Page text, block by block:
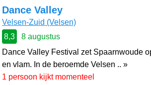
Dance Valley
Velsen-Zuid (Velsen)
8,3
8 augustus
Dance Valley Festival zet Spaarnwoude
en vlam. In de beroemde Velsen .. »
1 persoon kijkt momenteel